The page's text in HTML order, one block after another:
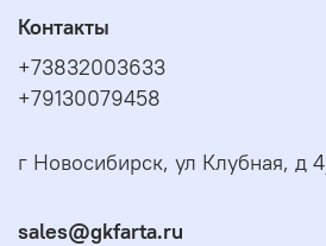
Контакты
+73832003633
+79130079458
г Новосибирск, ул Клубная, д
sales@gkfarta.ru